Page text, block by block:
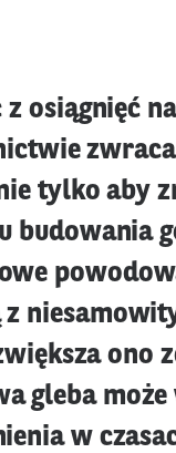
osiągnięć
tylko aby
budowania
ono
gleba może
w